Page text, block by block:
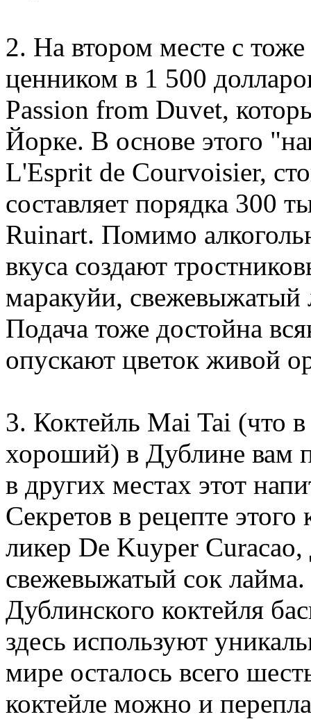
2. На втором месте с
ценником в 1 500
Passion from Duvet,
Йорке. В основе этого
L'Esprit de Courvoisier,
составляет порядка 300
Ruinart. Помимо
вкуса создают
маракуйи,
Подача тоже достойна
опускают цветок живой
3. Коктейль Mai Tai (что в
хороший) в Дублине вам
в других местах этот
Секретов в рецепте
ликер De Kuyper Curacao,
свежевыжатый сок
Дублинского коктейля
здесь используют
мире осталось всего
коктейле можно и